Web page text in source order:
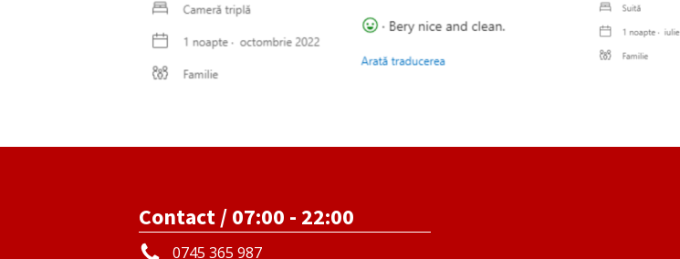
Contact / 07:00 - 22:00
0745 365 987